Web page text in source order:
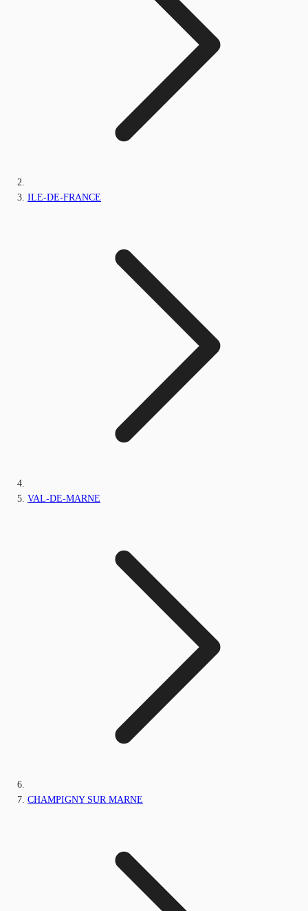
ILE-DE-FRANCE
VAL-DE-MARNE
CHAMPIGNY SUR MARNE